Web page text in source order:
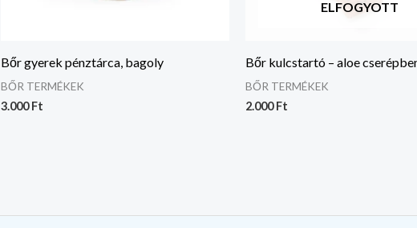
Bőr gyerek pénztárca, bagoly
BŐR TERMÉKEK
3.000Ft
ELFOGYOTT
Bőr kulcstartó – aloe
BŐR TERMÉKEK
2.000Ft